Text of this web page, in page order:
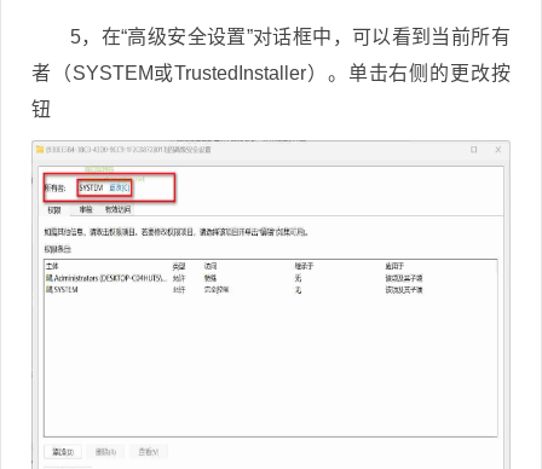
5，在“高级安全设置”对话框中，可以看到当前所有
者（SYSTEM或TrustedInstaller）。单击右侧的更改按
钮